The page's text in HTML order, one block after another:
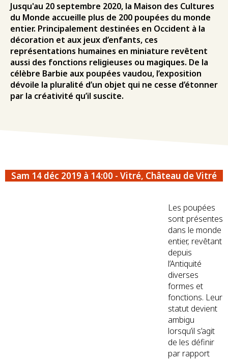
Jusqu'au 20 septembre 2020, la Maison des Cultures
du Monde accueille plus de 200 poupées du monde
entier. Principalement destinées en Occident à la
décoration et aux jeux d’enfants, ces
représentations humaines en miniature revêtent
aussi des fonctions religieuses ou magiques. De la
célèbre Barbie aux poupées vaudou, l’exposition
dévoile la pluralité d’un objet qui ne cesse d’étonner
par la créativité qu’il suscite.
Sam 14 déc 2019 à 14:00 - Vitré, Château de Vitré
Les poupées
sont présentes
dans le monde
entier, revêtant
depuis
l’Antiquité
diverses
formes et
fonctions. Leur
statut devient
ambigu
lorsqu’il s’agit
de les définir
par rapport